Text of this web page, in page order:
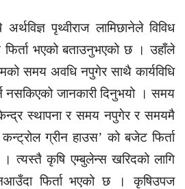
पृथ्वीराज लामिछानेले विविध
भएको बताउनुभएको छ । उहाँले
समय अवधि नपुगेर साथै कार्यविधि
नसकिएको जानकारी दिनुभयो । समय
स्थापना र समय नपुगेर र समयमै
ग्रीन हाउस’ को बजेट फिर्ता
त्यस्तै कृषि एम्बुलेन्स खरिदको लागि
फिर्ता भएको छ । कृषिउपज